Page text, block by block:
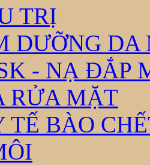
TRỊ
DƯỠNG DA
- NẠ ĐẮP
RỬA MẶT
TẾ BÀO